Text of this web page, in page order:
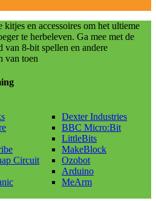
kitjes en accessoires om het ultieme
te herbeleven. Ga mee met de
van 8-bit spellen en andere
van toen
Circuit
Dexter Industries
BBC Micro:Bit
LittleBits
MakeBlock
Ozobot
Arduino
MeArm